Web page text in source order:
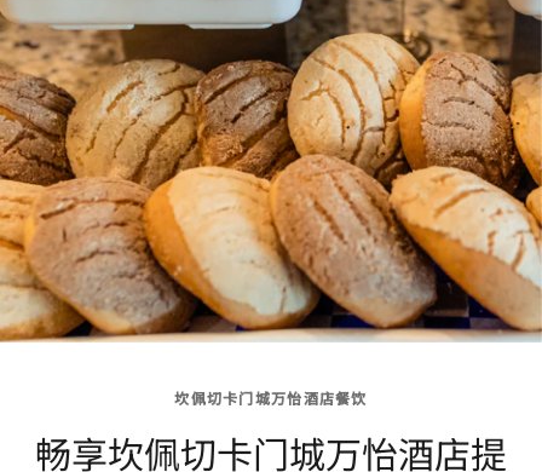
坎佩切卡门城万怡酒店餐饮
畅享坎佩切卡门城万怡酒店提